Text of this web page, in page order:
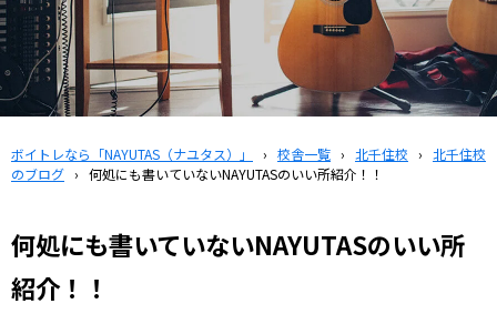
ボイトレなら「NAYUTAS（ナユタス）」 › 校舎一覧 › 北千住校 › 北千住校
のブログ › 何処にも書いていないNAYUTASのいい所紹介！！
何処にも書いていないNAYUTASのいい所
紹介！！